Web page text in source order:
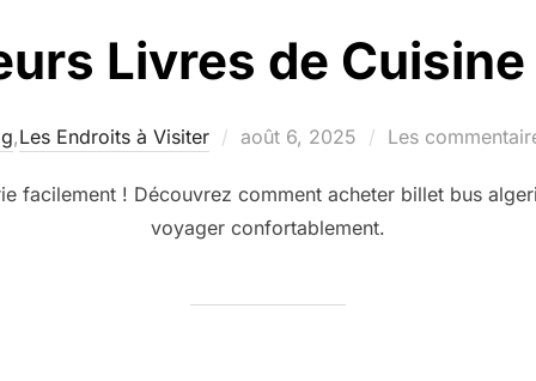
Livres de
,Les Endroits à Visiter
Publié
août 6, 2025 Les
facilement ! Découvrez comment acheter billet bus
voyager confortablement.